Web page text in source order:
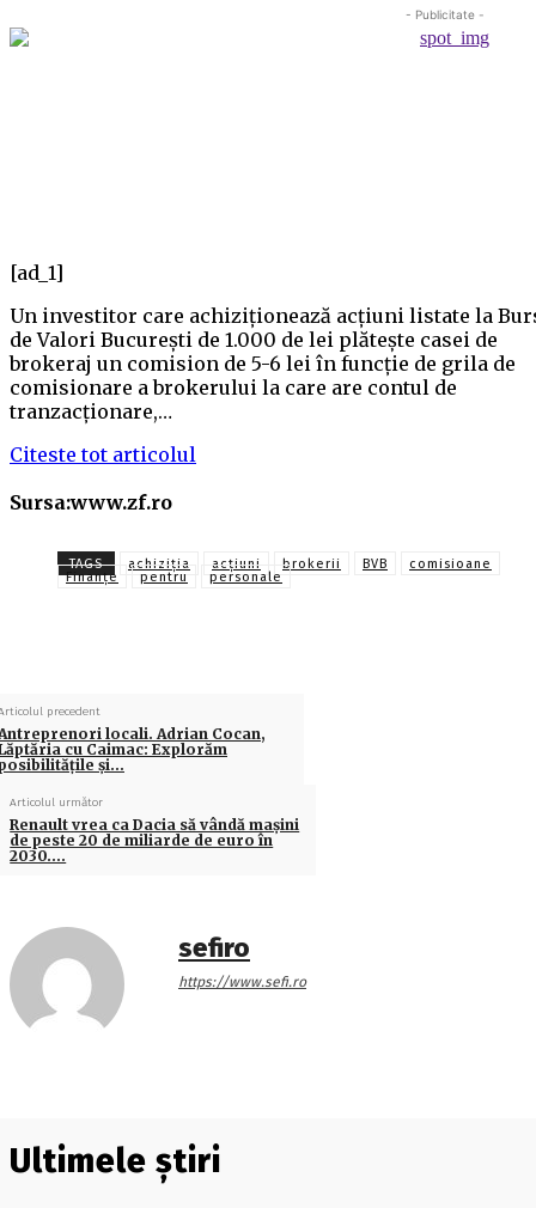
- Publicitate -
[ad_1]
Un investitor care achiziţionează acţiuni listate la
de Valori Bucureşti de 1.000 de lei plăteşte casei de
brokeraj un comision de 5-6 lei în funcţie de grila de
comisionare a brokerului la care are contul de
tranzacţionare,…
Citeste tot articolul
Sursa:www.zf.ro
TAGS achiziția acţiuni brokerii BVB
comisioane
Finanţe
pentru personale
precedent
locali. Adrian Cocan,
cu Caimac: Explorăm
şi…
Articolul următor
Renault vrea ca Dacia să vândă maşini
de peste 20 de miliarde de euro în
2030….
sefiro
https://www.sefi.ro
Ultimele știri